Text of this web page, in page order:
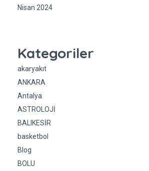
Nisan 2024
Kategoriler
akaryakıt
ANKARA
Antalya
ASTROLOJİ
BALIKESİR
basketbol
Blog
BOLU